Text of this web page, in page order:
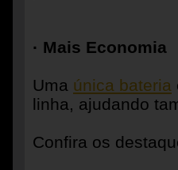
· Mais Economia
Uma única bateria
linha, ajudando
Confira os